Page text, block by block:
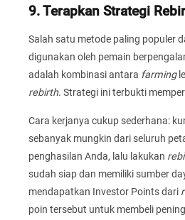
9. Terapkan Strategi
Salah satu metode paling populer
digunakan oleh pemain
adalah kombinasi antara farming
rebirth. Strategi ini terbukti
Cara kerjanya cukup sederhana:
sebanyak mungkin dari seluruh
penghasilan Anda, lalu lakukan
sudah siap dan memiliki sumber
mendapatkan Investor Points dari
poin tersebut untuk membeli